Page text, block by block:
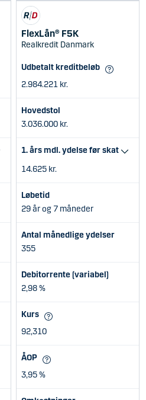
FlexLån® F5K
Realkredit Danmark
Udbetalt kreditbeløb
2.984.221 kr.
Hovedstol
3.036.000 kr.
1. års mdl. ydelse før skat
14.625 kr.
Løbetid
29 år og 7 måneder
Antal månedlige ydelser
355
Debitorrente (variabel)
2,98 %
Kurs
92,310
ÅOP
3,95 %